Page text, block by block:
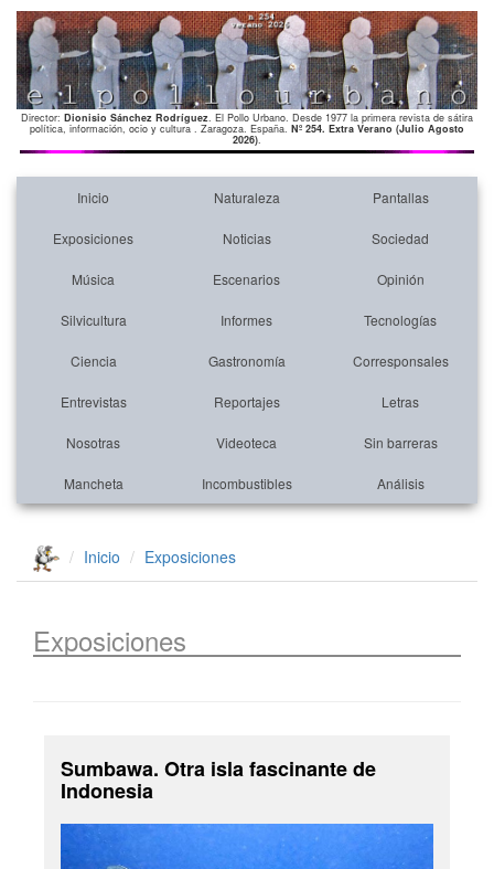
Director: Dionisio Sánchez Rodríguez. El Pollo Urbano. Desde 1977 la primera revista de sátira
política, información, ocio y cultura . Zaragoza. España. Nº 254. Extra Verano (Julio Agosto
2026).
Inicio Naturaleza Pantallas
Exposiciones Noticias Sociedad
Música Escenarios Opinión
Silvicultura Informes Tecnologías
Ciencia Gastronomía Corresponsales
Entrevistas Reportajes Letras
Nosotras Videoteca Sin barreras
Mancheta Incombustibles Análisis
Inicio Exposiciones
Exposiciones
Sumbawa. Otra isla fascinante de
Indonesia